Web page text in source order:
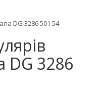
DG 3286 501 54
DG 3286